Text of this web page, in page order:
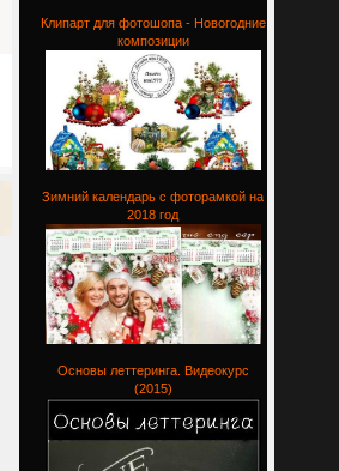
Клипарт для фотошопа - Новогодние
композиции
Зимний календарь с фоторамкой на
2018 год
Основы леттеринга. Видеокурс
(2015)